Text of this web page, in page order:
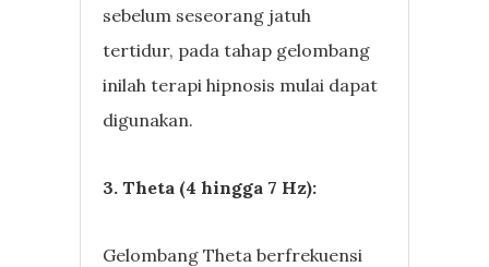
sebelum seseorang jatuh
tertidur, pada tahap gelombang
inilah terapi hipnosis mulai dapat
digunakan.
3. Theta (4 hingga 7 Hz):
Gelombang Theta berfrekuensi